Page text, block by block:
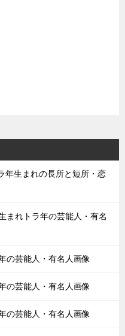
年生まれの長所と短所・恋
まれトラ年の芸能人・有名
の芸能人・有名人画像
の芸能人・有名人画像
の芸能人・有名人画像